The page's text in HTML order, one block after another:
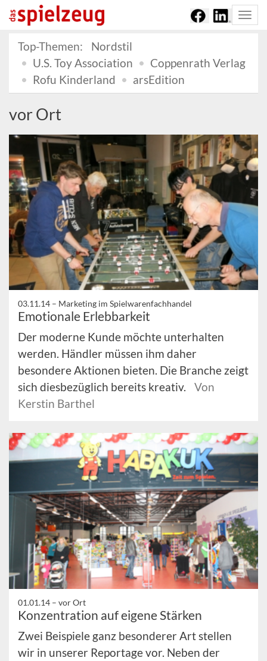
Top-Themen:
Nordstil
U.S. Toy Association
Coppenrath Verlag
Rofu Kinderland
arsEdition
vor Ort
03.11.14 – Marketing im Spielwarenfachhandel
Emotionale Erlebbarkeit
Der moderne Kunde möchte unterhalten
werden. Händler müssen ihm daher
besondere Aktionen bieten. Die Branche zeigt
sich diesbezüglich bereits kreativ.
Von
Kerstin Barthel
01.01.14 – vor Ort
Konzentration auf eigene Stärken
Zwei Beispiele ganz besonderer Art stellen
wir in unserer Reportage vor. Neben der